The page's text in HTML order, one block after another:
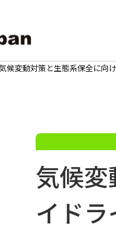
候変動対策と生態系保全に向
気候
イド